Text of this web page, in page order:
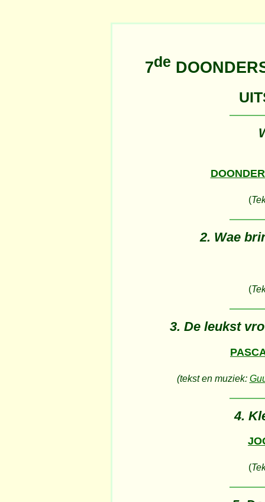
7de
(
2. Wae
(
3. De leukst
(tekst en muziek:
4.
(